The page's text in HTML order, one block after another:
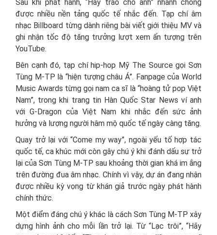
Sau khi phát hành, “Hãy trao cho anh” nhanh chóng
được nhiều nền tảng quốc tế nhắc đến. Tạp chí âm
nhạc Billboard từng dành riêng bài viết giới thiệu MV và
ghi nhận tốc độ tăng trưởng lượt xem ấn tượng trên
YouTube.
Bên cạnh đó, tạp chí hip-hop Mỹ The Source gọi Sơn
Tùng M-TP là “hiện tượng châu Á”. Fanpage của World
Music Awards từng gọi nam ca sĩ là “hoàng tử pop Việt
Nam”, trong khi trang tin Hàn Quốc Star News ví anh
với G-Dragon của Việt Nam khi nhắc đến sức ảnh
hưởng và lượng người hâm mộ quốc tế ngày càng tăng.​
Quay trở lại với “Come my way”, ngoài yếu tố hợp tác
quốc tế, ca khúc mới còn gây chú ý khi đánh dấu sự trở
lại của Sơn Tùng M-TP sau khoảng thời gian khá im ắng
trên đường đua âm nhạc. Chính vì vậy, dự án đang nhận
được nhiều kỳ vọng từ khán giả trước ngày phát hành
chính thức.
Một điểm đáng chú ý khác là cách Sơn Tùng M-TP xây
dựng hình ảnh cho mỗi lần trở lại. Từ “Lạc trôi”, “Hãy